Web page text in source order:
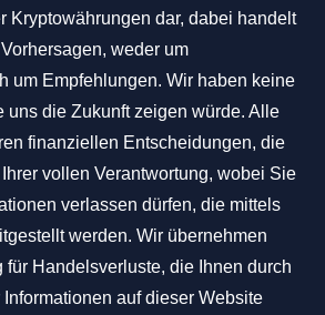
Kryptowährungen dar, dabei handelt
weder um
um Empfehlungen. Wir haben keine
uns die Zukunft zeigen würde. Alle
finanziellen Entscheidungen, die
vollen Verantwortung, wobei Sie
verlassen dürfen, die mittels
werden. Wir übernehmen
für Handelsverluste, die Ihnen durch
auf dieser Website